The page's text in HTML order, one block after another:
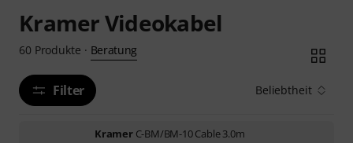
Kramer Videokabel
60 Produkte · Beratung
Filter Beliebtheit
Kramer C-BM/BM-10 Cable 3.0m